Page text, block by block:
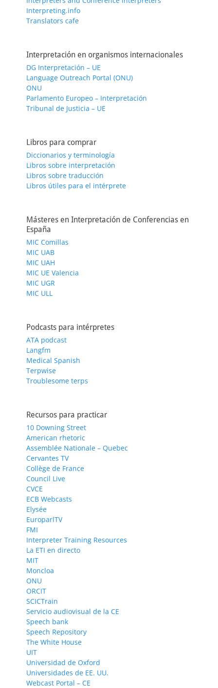
Interpreting.info
Translators cafe
Interpretación en organismos internacionales
DG Interpretación – UE
Language Outreach Portal (ONU)
ONU
Parlamento Europeo – Interpretación
Tribunal de Justicia – UE
Libros para comprar
Diccionarios y terminología
Libros sobre interpretación
Libros sobre traducción
Libros útiles para el intérprete
Másteres en Interpretación de Conferencias en
España
MIC Comillas
MIC UAB
MIC UAH
MIC UE Valencia
MIC UGR
MIC ULL
Podcasts para intérpretes
ATA podcast
Langfm
Medical Spanish
Terpwise
Troublesome terps
Recursos para practicar
10 Downing Street
American rhetoric
Assemblée Nationale – Quebec
Cervantes TV
Collège de France
Council Live
CVCE
ECB Webcasts
Elysée
EuroparlTV
FMI
Interpreter Training Resources
La ETI en directo
MIT
Moncloa
ONU
ORCIT
SCICTrain
Servicio audiovisual de la CE
Speech bank
Speech Repository
The White House
UIT
Universidad de Oxford
Universidades de EE. UU.
Webcast Portal – CE